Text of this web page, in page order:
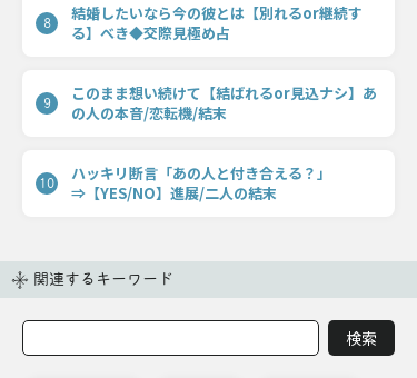
8
結婚したいなら今の彼とは【別れるor継続す
る】べき◆交際見極め占
9
このまま想い続けて【結ばれるor見込ナシ】あ
の人の本音/恋転機/結末
10
ハッキリ断言「あの人と付き合える？」
⇒【YES/NO】進展/二人の結末
関連するキーワード